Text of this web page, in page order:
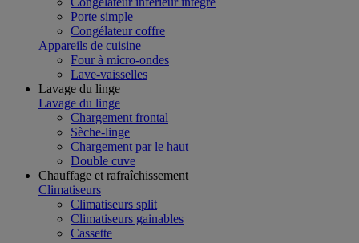
Porte simple
Congélateur coffre
Appareils de cuisine
Four à micro-ondes
Lave-vaisselles
Lavage du linge
Lavage du linge
Chargement frontal
Sèche-linge
Chargement par le haut
Double cuve
Chauffage et rafraîchissement
Climatiseurs
Climatiseurs split
Climatiseurs gainables
Cassette